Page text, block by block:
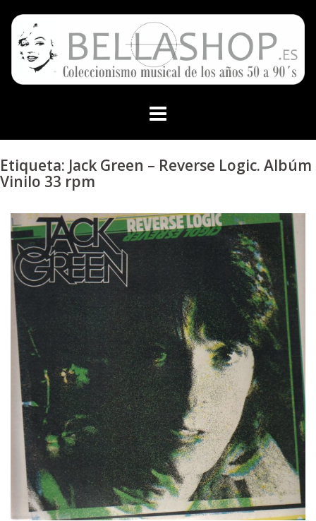
content
Etiqueta: Jack Green – Reverse Logic. Albúm
Vinilo 33 rpm